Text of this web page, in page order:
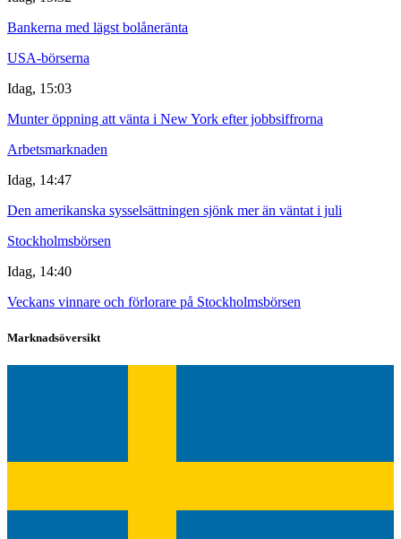
Bankerna med lägst bolåneränta
USA-börserna
Idag, 15:03
Munter öppning att vänta i New York efter jobbsiffrorna
Arbetsmarknaden
Idag, 14:47
Den amerikanska sysselsättningen sjönk mer än väntat i juli
Stockholmsbörsen
Idag, 14:40
Veckans vinnare och förlorare på Stockholmsbörsen
Marknadsöversikt